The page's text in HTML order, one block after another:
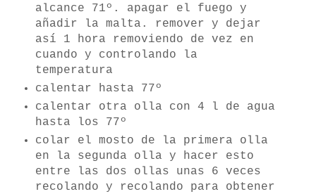
alcance 71º. apagar el fuego y
añadir la malta. remover y dejar
así 1 hora removiendo de vez en
cuando y controlando la
temperatura
calentar hasta 77º
calentar otra olla con 4 l de agua
hasta los 77º
colar el mosto de la primera olla
en la segunda olla y hacer esto
entre las dos ollas unas 6 veces
recolando y recolando para obtener